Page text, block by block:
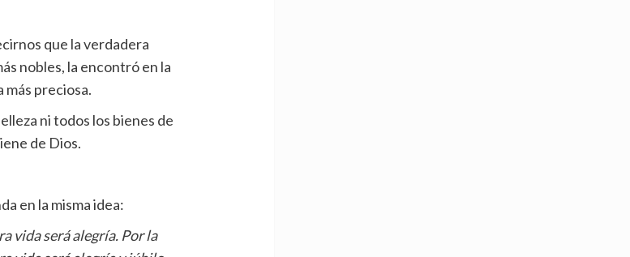
que la verdadera
nobles, la encontró en la
preciosa.
ni todos los bienes de
de Dios.
en la misma idea:
vida será alegría. Por la